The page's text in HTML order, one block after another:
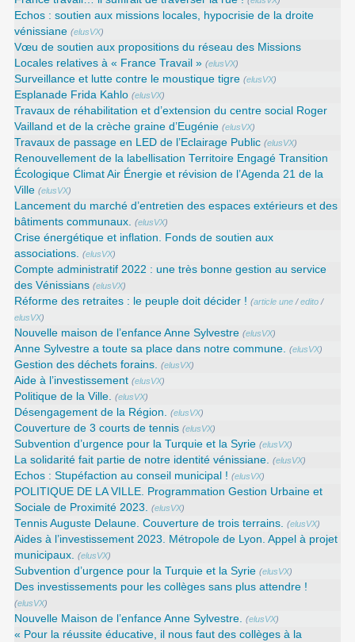
Echos : soutien aux missions locales, hypocrisie de la droite
vénissiane (elusVX)
Vœu de soutien aux propositions du réseau des Missions
Locales relatives à « France Travail » (elusVX)
Surveillance et lutte contre le moustique tigre (elusVX)
Esplanade Frida Kahlo (elusVX)
Travaux de réhabilitation et d’extension du centre social Roger
Vailland et de la crèche graine d’Eugénie (elusVX)
Travaux de passage en LED de l’Eclairage Public (elusVX)
Renouvellement de la labellisation Territoire Engagé Transition
Écologique Climat Air Énergie et révision de l’Agenda 21 de la
Ville (elusVX)
Lancement du marché d’entretien des espaces extérieurs et des
bâtiments communaux. (elusVX)
Crise énergétique et inflation. Fonds de soutien aux
associations. (elusVX)
Compte administratif 2022 : une très bonne gestion au service
des Vénissians (elusVX)
Réforme des retraites : le peuple doit décider ! (article une /edito /
elusVX)
Nouvelle maison de l’enfance Anne Sylvestre (elusVX)
Anne Sylvestre a toute sa place dans notre commune. (elusVX)
Gestion des déchets forains. (elusVX)
Aide à l’investissement (elusVX)
Politique de la Ville. (elusVX)
Désengagement de la Région. (elusVX)
Couverture de 3 courts de tennis (elusVX)
Subvention d’urgence pour la Turquie et la Syrie (elusVX)
La solidarité fait partie de notre identité vénissiane. (elusVX)
Echos : Stupéfaction au conseil municipal ! (elusVX)
POLITIQUE DE LA VILLE. Programmation Gestion Urbaine et
Sociale de Proximité 2023. (elusVX)
Tennis Auguste Delaune. Couverture de trois terrains. (elusVX)
Aides à l’investissement 2023. Métropole de Lyon. Appel à projet
municipaux. (elusVX)
Subvention d’urgence pour la Turquie et la Syrie (elusVX)
Des investissements pour les collèges sans plus attendre !
(elusVX)
Nouvelle Maison de l’enfance Anne Sylvestre. (elusVX)
« Pour la réussite éducative, il nous faut des collèges à la